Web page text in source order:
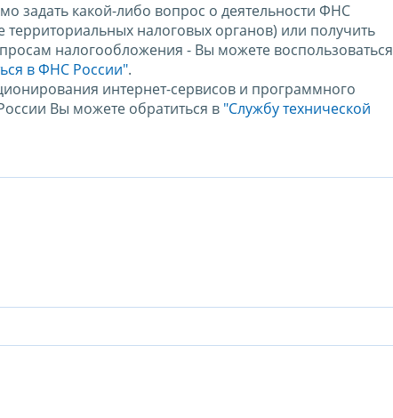
задать какой-либо вопрос о деятельности ФНС
территориальных налоговых органов) или получить
налогообложения - Вы можете воспользоваться
в ФНС России".
интернет-сервисов и программного
Вы можете обратиться в "Службу технической